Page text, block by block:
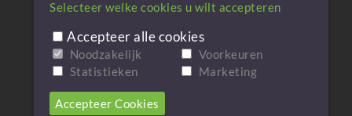
Cookie instellingen aanpassen
Website gerealiseerd door
Selecteer welke cookies u wilt accepteren
Accepteer alle cookies
Noodzakelijk
Voorkeuren
Statistieken
Marketing
Accepteer Cookies